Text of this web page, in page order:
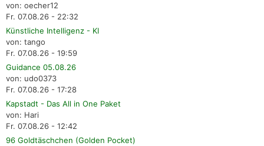
von: oecher12
Fr. 07.08.26 - 22:32
Künstliche Intelligenz - KI
von: tango
Fr. 07.08.26 - 19:59
Guidance 05.08.26
von: udo0373
Fr. 07.08.26 - 17:28
Kapstadt - Das All in One Paket
von: Hari
Fr. 07.08.26 - 12:42
96 Goldtäschchen (Golden Pocket)